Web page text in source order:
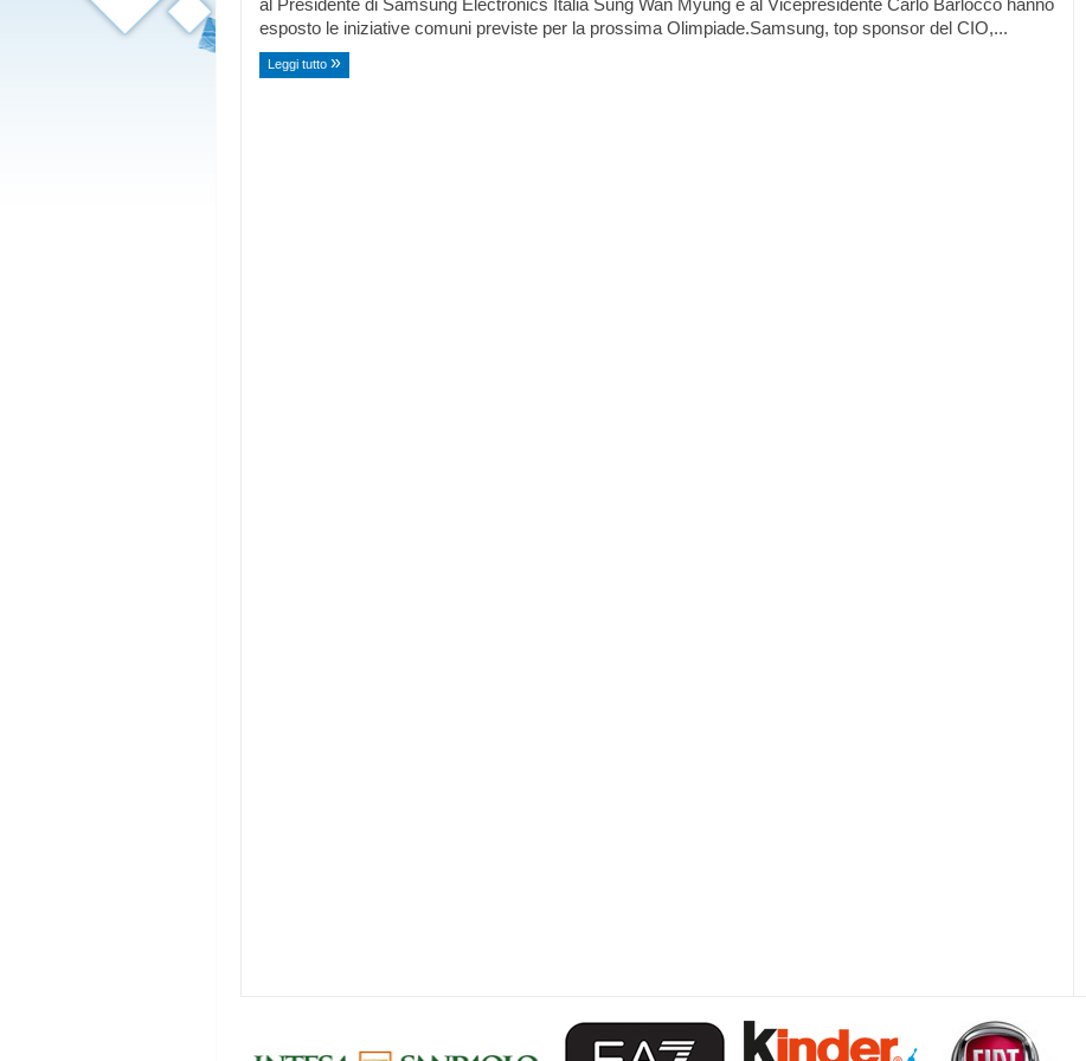
al Presidente di Samsung Electronics Italia Sung Wan Myung e al Vicepresidente Carlo Barlocco hanno
esposto le iniziative comuni previste per la prossima Olimpiade.Samsung, top sponsor del CIO,...
Leggi tutto